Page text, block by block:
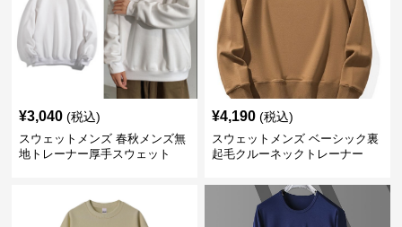
¥3,040 (税込)
スウェットメンズ 春秋メンズ無
地トレーナー厚手スウェット
¥4,190 (税込)
スウェットメンズ ベーシック裏
起毛クルーネックトレーナー